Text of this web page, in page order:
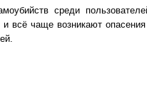
среди
и всё чаще возникают